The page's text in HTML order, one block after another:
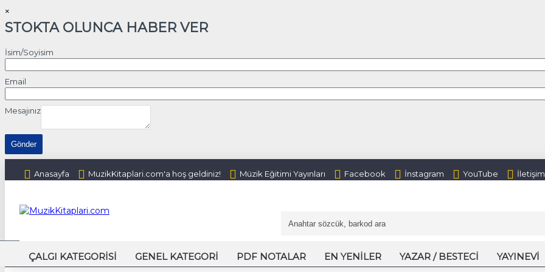
×
STOKTA OLUNCA HABER VER
İsim/Soyisim
Email
Mesajınız
Gönder
Anasayfa MuzikKitaplari.com'a hoş geldiniz! Müzik Eğitimi Yayınları Facebook İnstagram YouTube İletişim
ÇALGI KATEGORISI GENEL KATEGORI PDF NOTALAR EN YENILER YAZAR / BESTECI YAYINEVI